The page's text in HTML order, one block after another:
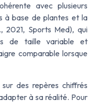
avec plusieurs
à base de plantes et la
2021, Sports Med), qui
de taille variable et
comparable lorsque
des repères chiffrés
à sa réalité. Pour